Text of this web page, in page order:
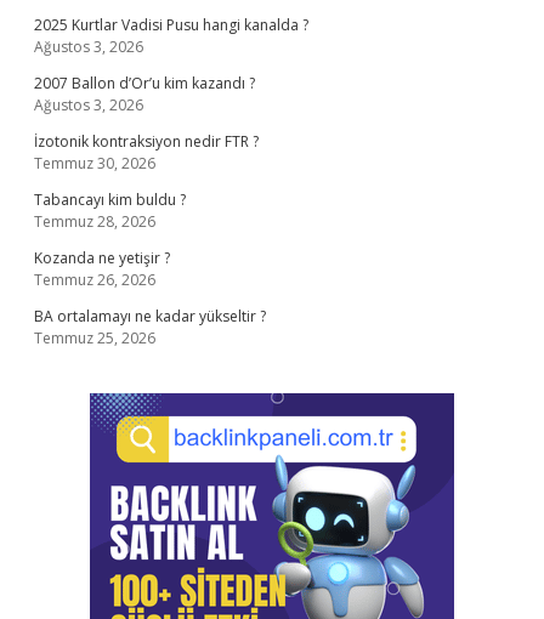
2025 Kurtlar Vadisi Pusu hangi kanalda ?
Ağustos 3, 2026
2007 Ballon d’Or’u kim kazandı ?
Ağustos 3, 2026
İzotonik kontraksiyon nedir FTR ?
Temmuz 30, 2026
Tabancayı kim buldu ?
Temmuz 28, 2026
Kozanda ne yetişir ?
Temmuz 26, 2026
BA ortalamayı ne kadar yükseltir ?
Temmuz 25, 2026